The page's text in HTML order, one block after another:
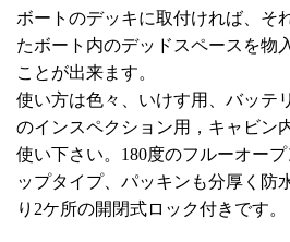
ボートのデッキに取付ければ、そ
たボート内のデッドスペースを物
ことが出来ます。
使い方は色々、いけす用、バッテ
のインスペクション用，キャビン
使い下さい。180度のフルーオー
ップタイプ、パッキンも分厚く防
り2ケ所の開閉式ロック付きです。